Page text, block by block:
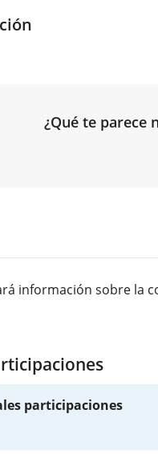
¿Qué te parece
información sobre la
participaciones